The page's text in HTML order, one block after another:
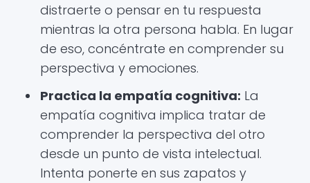
distraerte o pensar en tu respuesta
mientras la otra persona habla. En lugar
de eso, concéntrate en comprender su
perspectiva y emociones.
Practica la empatía cognitiva: La
empatía cognitiva implica tratar de
comprender la perspectiva del otro
desde un punto de vista intelectual.
Intenta ponerte en sus zapatos y